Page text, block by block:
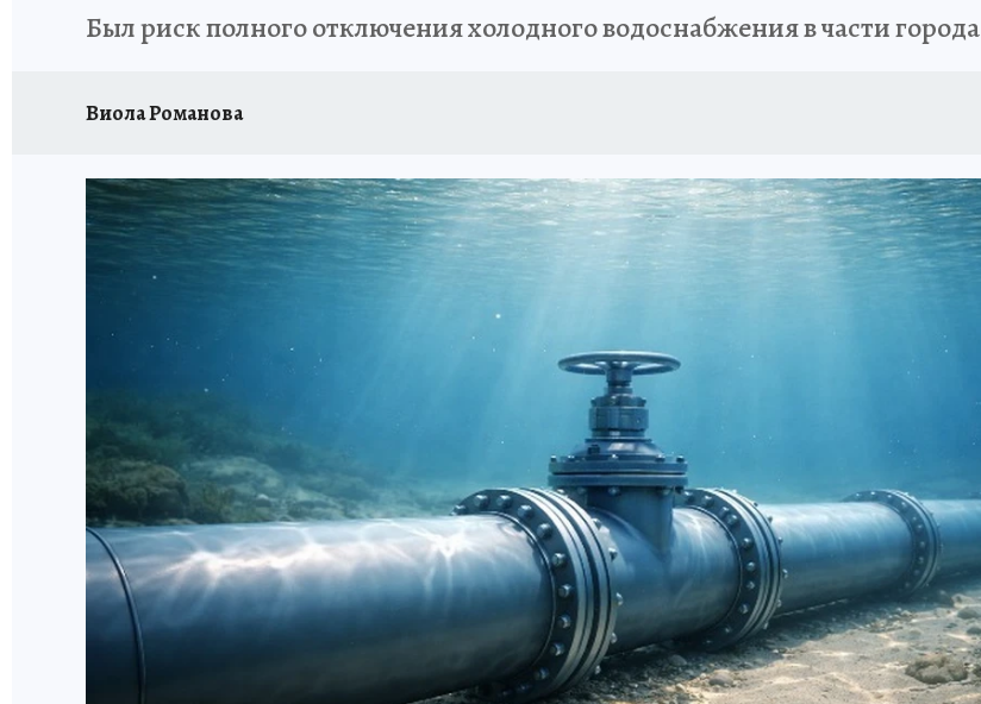
Был риск полного отключения холодного водоснабжения в части города
Виола Романова